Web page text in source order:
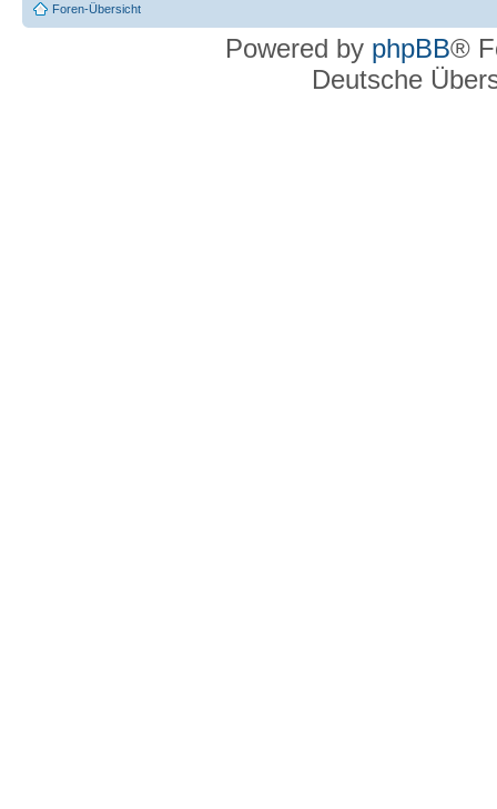
Foren-Übersicht
Powered by phpBB®
Deutsche